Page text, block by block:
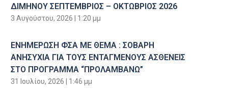
ΔΙΜΗΝΟΥ ΣΕΠΤΕΜΒΡΙΟΣ – ΟΚΤΩΒΡΙΟΣ 2026
3 Αυγούστου, 2026 1:20 μμ
ΕΝΗΜΕΡΩΣΗ ΦΣΑ ΜΕ ΘΕΜΑ : ΣΟΒΑΡΗ
ΑΝΗΣΥΧΙΑ ΓΙΑ ΤΟΥΣ ΕΝΤΑΓΜΕΝΟΥΣ ΑΣΘΕΝΕΙΣ
ΣΤΟ ΠΡΟΓΡΑΜΜΑ “ΠΡΟΛΑΜΒΑΝΩ”
31 Ιουλίου, 2026 1:46 μμ